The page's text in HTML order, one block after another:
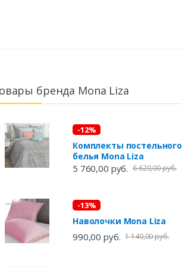
бренда Mona Liza
-12%
Комплекты постельного
белья Mona Liza
5 760,00 руб. 6 620,00 руб.
-13%
Наволочки Mona Liza
990,00 руб. 1 140,00 руб.